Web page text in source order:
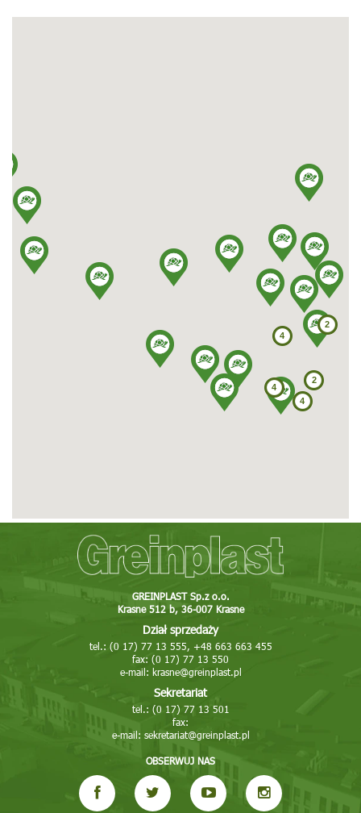
E-mail: greinplastlubaczow@greinplast.pl
Więcej
Pokaż na mapie
Greinplast Podkarpacie Sp. z o.o.
ul. Pużaka 28
38-400 Krosno
Tel: 13 432 75 75, 13 420 34 21 do 28
E-mail: greinplast@greinplast.com.pl
Pokaż na mapie
Więcej
Pokaż na mapie
Stara Bircza 127
Tel: 16 642 77 71, 605 051 297
E-mail: bircza@greinplast.pl
Więcej
Greinplast Bis Sp. z o.o.
Nowa Huta ul. Pysocice 7A
Tel: 12 681 02 02, 663 663 410
Fax: 12 681 02 03
4
4
2
2
4
GREINPLAST Sp.z o.o.
Krasne 512 b, 36-007 Krasne
Dział sprzedaży
tel.: (0 17) 77 13 555, +48 663 663 455
fax: (0 17) 77 13 550
e-mail: krasne@greinplast.pl
Sekretariat
tel.: (0 17) 77 13 501
fax:
e-mail: sekretariat@greinplast.pl
OBSERWUJ NAS